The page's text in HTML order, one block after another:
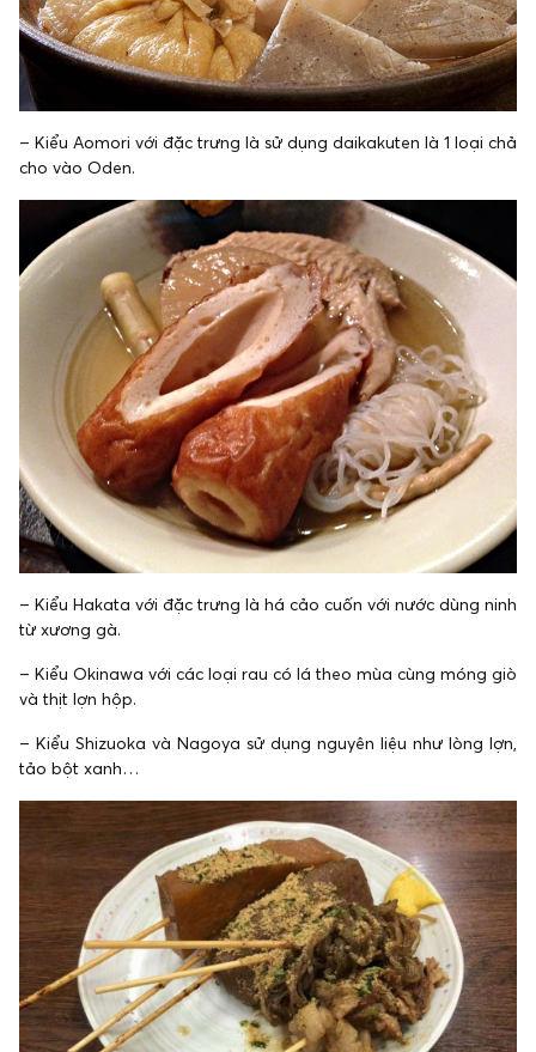
– Kiểu Aomori với đặc trưng là sử dụng daikakuten là 1 loại chả
cho vào Oden.
– Kiểu Hakata với đặc trưng là há cảo cuốn với nước dùng ninh
từ xương gà.
– Kiểu Okinawa với các loại rau có lá theo mùa cùng móng giò
và thịt lợn hộp.
– Kiểu Shizuoka và Nagoya sử dụng nguyên liệu như lòng lợn,
tảo bột xanh…